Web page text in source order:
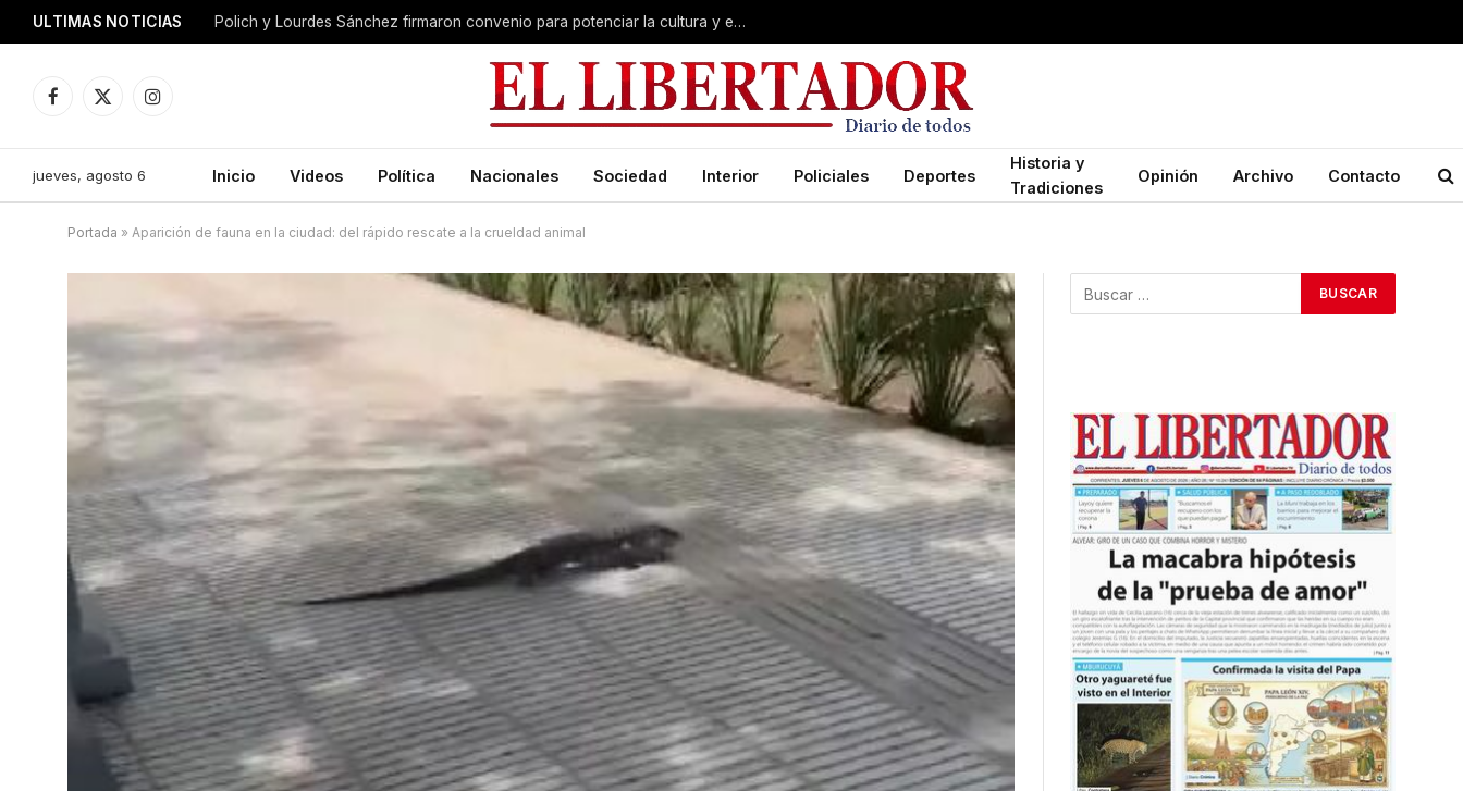
ULTIMAS NOTICIAS Polich y Lourdes Sánchez firmaron convenio para potenciar la cultura y el turismo en Corrientes
Facebook
X
Instagram
jueves, agosto 6 Inicio Videos Política Nacionales Sociedad Interior Policiales Deportes
Historia y
Tradiciones
Opinión Archivo Contacto
Portada » Aparición de fauna en la ciudad: del rápido rescate a la crueldad animal